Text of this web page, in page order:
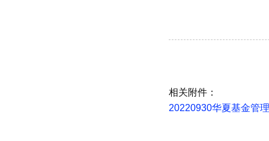
相关附件：
20220930华夏基金管